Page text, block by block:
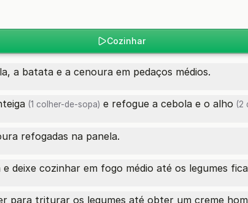
Cozinhar
a batata e a cenoura em pedaços médios.
(1 colher-de-sopa) e refogue a cebola e o alho (2
refogadas na panela.
deixe cozinhar em fogo médio até os legumes
para triturar os legumes até obter um creme